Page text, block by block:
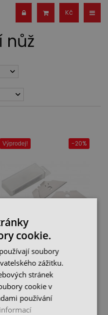
Kč
nůž
Výprodej!
sada náhradních
čepelí Tona Expert
5 ks
Kč87 Kč
-20%
bez DPH
DO KOŠÍKU
cookie.
soubory
zážitku.
stránek
cookie v
používání